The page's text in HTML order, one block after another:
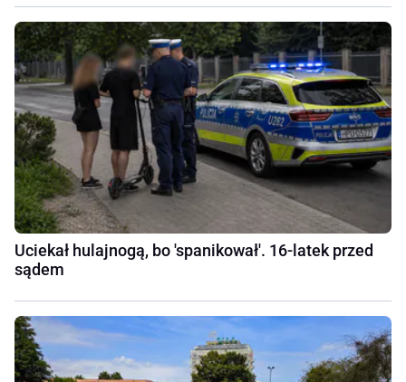
Uciekał hulajnogą, bo 'spanikował'. 16-latek przed
sądem